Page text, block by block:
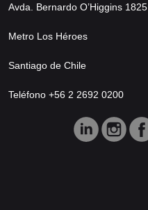
Avda. Bernardo O’Higgins 1825
Metro Los Héroes
Santiago de Chile
Teléfono +56 2 2692 0200